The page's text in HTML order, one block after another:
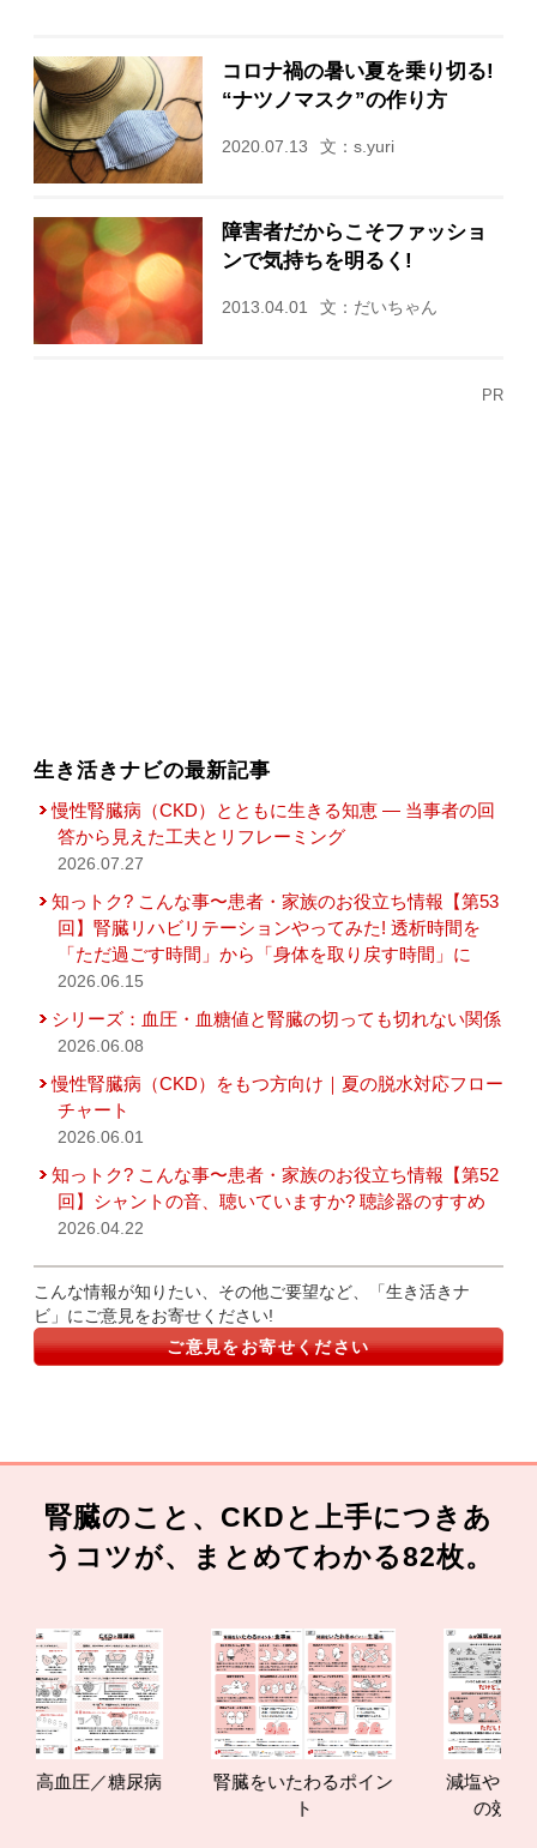
コロナ禍の暑い夏を乗り切る!
“ナツノマスク”の作り方
2020.07.13 文：s.yuri
障害者だからこそファッショ
ンで気持ちを明るく!
2013.04.01 文：だいちゃん
PR
生き活きナビの最新記事
慢性腎臓病（CKD）とともに生きる知恵 — 当事者の回
答から見えた工夫とリフレーミング
2026.07.27
知っトク? こんな事〜患者・家族のお役立ち情報【第53
回】腎臓リハビリテーションやってみた! 透析時間を
「ただ過ごす時間」から「身体を取り戻す時間」に
2026.06.15
シリーズ：血圧・血糖値と腎臓の切っても切れない関係
2026.06.08
慢性腎臓病（CKD）をもつ方向け｜夏の脱水対応フロー
チャート
2026.06.01
知っトク? こんな事〜患者・家族のお役立ち情報【第52
回】シャントの音、聴いていますか? 聴診器のすすめ
2026.04.22
こんな情報が知りたい、その他ご要望など、「生き活きナ
ビ」にご意見をお寄せください!
ご意見をお寄せください
腎臓のこと、CKDと上手につきあ
うコツが、まとめてわかる82枚。
高血圧／糖尿病
腎臓をいたわるポイン
減塩やたん
の効果と